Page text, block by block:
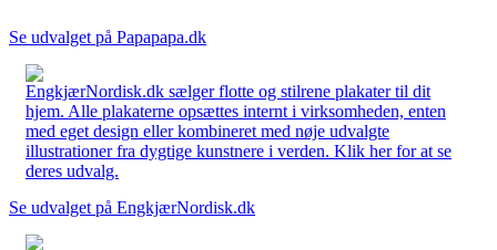
Se udvalget på Papapapa.dk
EngkjærNordisk.dk sælger flotte og stilrene plakater til dit
hjem. Alle plakaterne opsættes internt i virksomheden, enten
med eget design eller kombineret med nøje udvalgte
illustrationer fra dygtige kunstnere i verden. Klik her for at se
deres udvalg.
Se udvalget på EngkjærNordisk.dk